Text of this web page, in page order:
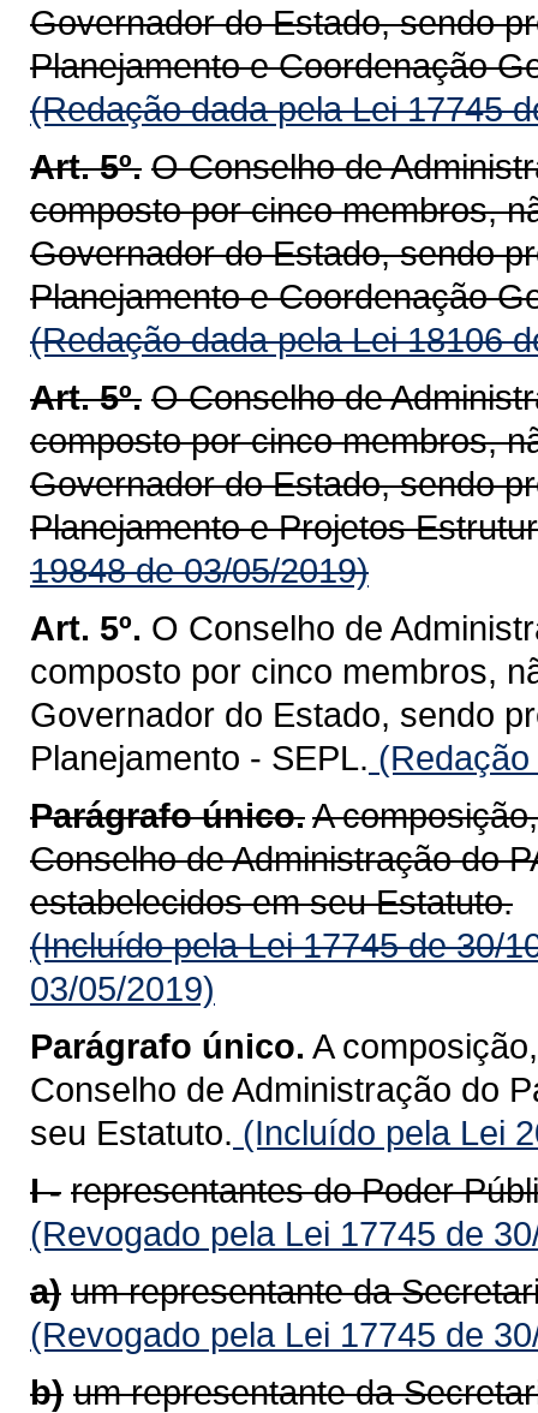
Governador do Estado, sendo
Planejamento e Coordenação
(Redação dada pela Lei 17745
Art. 5º. O Conselho de
composto por cinco membros,
Governador do Estado, sendo
Planejamento e Coordenação
(Redação dada pela Lei 18106
Art. 5º. O Conselho de
composto por cinco membros,
Governador do Estado, sendo
Planejamento e Projetos
19848 de 03/05/2019)
Art. 5º. O Conselho de
composto por cinco membros,
Governador do Estado, sendo
Planejamento - SEPL.
Parágrafo único.A
Conselho de Administração do
estabelecidos em seu Estatuto.
(Incluído pela Lei 17745 de 30/
03/05/2019)
Parágrafo único. A
Conselho de Administração do
seu Estatuto. (Incluído pela Lei
I - representantes do Poder
(Revogado pela Lei 17745 de
a) um representante da
(Revogado pela Lei 17745 de
b) um representante da